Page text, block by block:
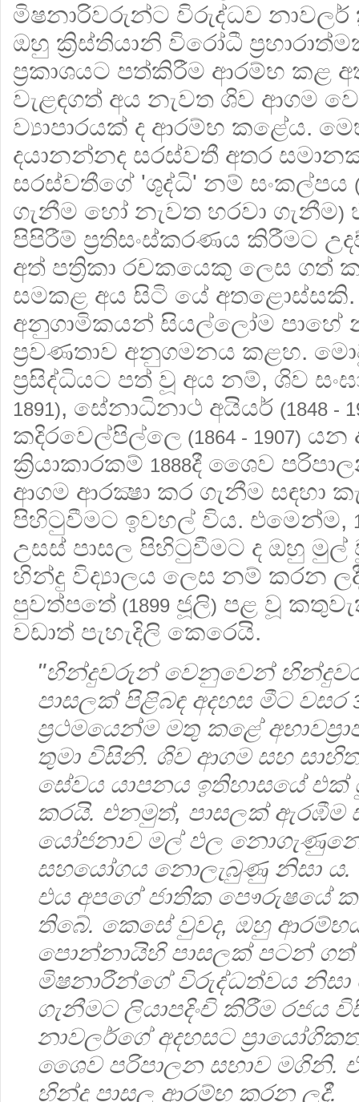
මිෂනාරිවරුන්ට විරුද්ධව නාවලර්
ඔහු ක්‍රිස්තියානි විරෝධී
ප්‍රකාශයට පත්කිරීම ආරම්භ කළ
වැළඳගත් අය නැවත ශිව ආගම
ව්‍යාපාරයක් ද ආරම්භ කළේය.
දයානන්නද සරස්වතී අතර
සරස්වතීගේ 'ශුද්ධි' නම් සංකල්පය
ගැනීම හෝ නැවත හරවා ගැනීම)
පිපිරීම් ප්‍රතිසංස්කරණය කිරීමට
අත් පත්‍රිකා රචකයෙකු ලෙස ගත්
සමකළ අය සිටි යේ
අනුගාමිකයන් සියල්ලෝම පාහේ
ප්‍රවණතාව අනුගමනය කළහ.
ප්‍රසිද්ධියට පත් වූ අය නම්, ශිව
1891), සේනාධිනාථ අයියර් (1848 -
කදිරවෙල්පිල්ලෙ (1864 - 1907) යන
ක්‍රියාකාරකම් 1888දී ශෛව
ආගම ආරක්‍ෂා කර ගැනීම සඳහා
පිහිටුවීමට ඉවහල් විය. එමෙන්ම,
උසස් පාසල පිහිටුවීමට ද ඔහු
හින්දු විද්‍යාලය ලෙස නම් කරන
පුවත්පතේ (1899 ජූලි) පළ වූ
වඩාත් පැහැදිලි කෙරෙයි.
"හින්දුවරුන් වෙනුවෙන්
පාසලක් පිළිබඳ අදහස මීට වසර
ප්‍රථමයෙන්ම මතු ‍කළේ
තුමා විසිනි. ශිව ආගම සහ
සේවය යාපන‍ය ඉතිහාසයේ
කරයි. එනමුත්, පාසලක් ඇරඹීම
යෝජනාව මල් ඵල නොගැ‍ණුනේ
සහයෝගය නොලැබුණු නිසා ය.
එය අපගේ ජාතික පෞරුෂයේ
තිබේ. කෙසේ වුවද, ඔහු
පොන්නායිහි පාසලක් පටන් ගත්
මිෂනාරීන්ගේ විරුද්ධත්වය නිසා
ගැනීමට ලියාපදිංචි කිරීම රජය
නාවලර්ගේ අදහසට
ශෛව පරිපාලන සභාව මගිනි.
හින්දු පාසල ආරම්භ කරන ලදී.